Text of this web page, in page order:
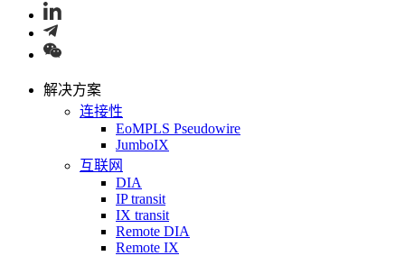
解决方案
连接性
EoMPLS Pseudowire
JumboIX
互联网
DIA
IP transit
IX transit
Remote DIA
Remote IX